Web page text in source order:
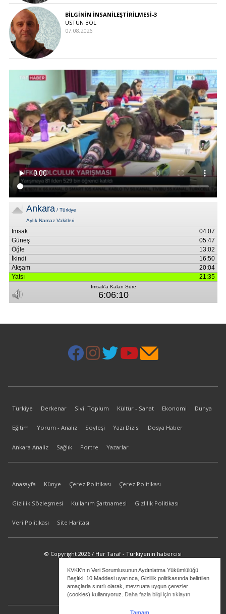
KVKK'nın Veri Sorumlusunun Aydınlatma Yükümlülüğü
Başlıklı 10.Maddesi uyarınca, Gizlilik politikasında belirtilen
amaçlarla sınırlı olarak, mevzuata uygun çerezler
(cookies) kullanıyoruz. Daha fazla bilgi için tıklayın
Tamam
BİLGİNİN İNSANİLEŞTİRİLMESİ-3
ÜSTÜN BOL
07.08.2026
Türkiye Derkenar Sivil Toplum Kültür - Sanat Ekonomi Dünya
Eğitim Yorum - Analiz Söyleşi Yazı Dizisi Dosya Haber
Ankara Analiz Sağlık Portre Yazarlar
Anasayfa Künye Çerez Politikası Çerez Politikası
Gizlilik Sözleşmesi Kullanım Şartnamesi Gizlilik Politikası
Veri Politikası Site Haritası
© Copyright 2026 / Her Taraf - Türkiyenin habercisi
bilgi@hertaraf.com